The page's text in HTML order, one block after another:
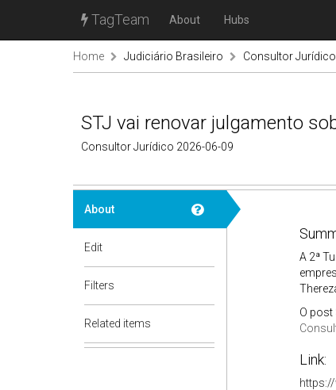
TagTeam About Hubs
Home Judiciário Brasileiro Consultor Jurídico
STJ vai renovar julgamento
Consultor Jurídico 2026-06-09
About
Edit
Filters
Related items
A 2ª
O post
Link: